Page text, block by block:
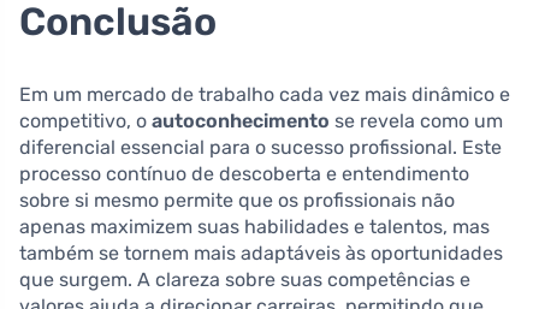
Conclusão
Em um mercado de trabalho cada vez mais dinâmico e
competitivo, o autoconhecimento se revela como um
diferencial essencial para o sucesso profissional. Este
processo contínuo de descoberta e entendimento
sobre si mesmo permite que os profissionais não
apenas maximizem suas habilidades e talentos, mas
também se tornem mais adaptáveis às oportunidades
que surgem. A clareza sobre suas competências e